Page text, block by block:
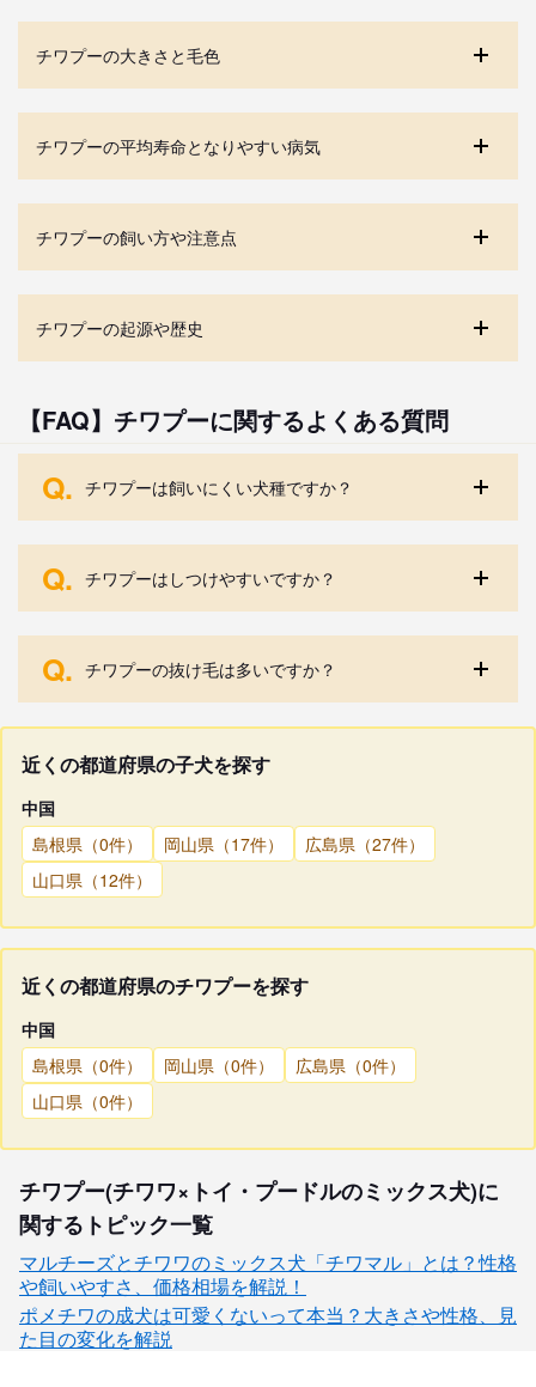
チワプーの大きさと毛色
チワプーの平均寿命となりやすい病気
チワプーの飼い方や注意点
チワプーの起源や歴史
【FAQ】チワプーに関するよくある質問
Q. チワプーは飼いにくい犬種ですか？
Q. チワプーはしつけやすいですか？
Q. チワプーの抜け毛は多いですか？
近くの都道府県の子犬を探す
中国
島根県（0件）
岡山県（17件）
広島県（27件）
山口県（12件）
近くの都道府県のチワプーを探す
中国
島根県（0件）
岡山県（0件）
広島県（0件）
山口県（0件）
チワプー(チワワ×トイ・プードルのミックス犬)に
関するトピック一覧
マルチーズとチワワのミックス犬「チワマル」とは？性格
や飼いやすさ、価格相場を解説！
ポメチワの成犬は可愛くないって本当？大きさや性格、見
た目の変化を解説